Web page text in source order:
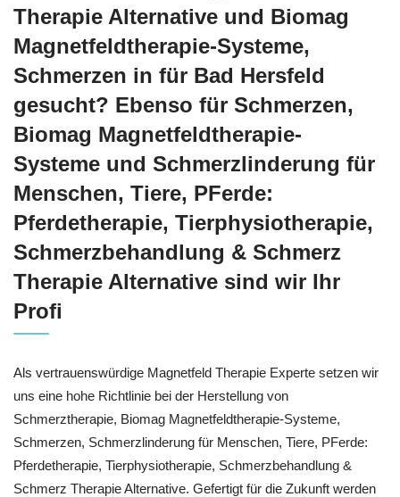
Therapie Alternative und Biomag
Magnetfeldtherapie-Systeme,
Schmerzen in für Bad Hersfeld
gesucht? Ebenso für Schmerzen,
Biomag Magnetfeldtherapie-
Systeme und Schmerzlinderung für
Menschen, Tiere, PFerde:
Pferdetherapie, Tierphysiotherapie,
Schmerzbehandlung & Schmerz
Therapie Alternative sind wir Ihr
Profi
Als vertrauenswürdige Magnetfeld Therapie Experte setzen wir
uns eine hohe Richtlinie bei der Herstellung von
Schmerztherapie, Biomag Magnetfeldtherapie-Systeme,
Schmerzen, Schmerzlinderung für Menschen, Tiere, PFerde:
Pferdetherapie, Tierphysiotherapie, Schmerzbehandlung &
Schmerz Therapie Alternative. Gefertigt für die Zukunft werden